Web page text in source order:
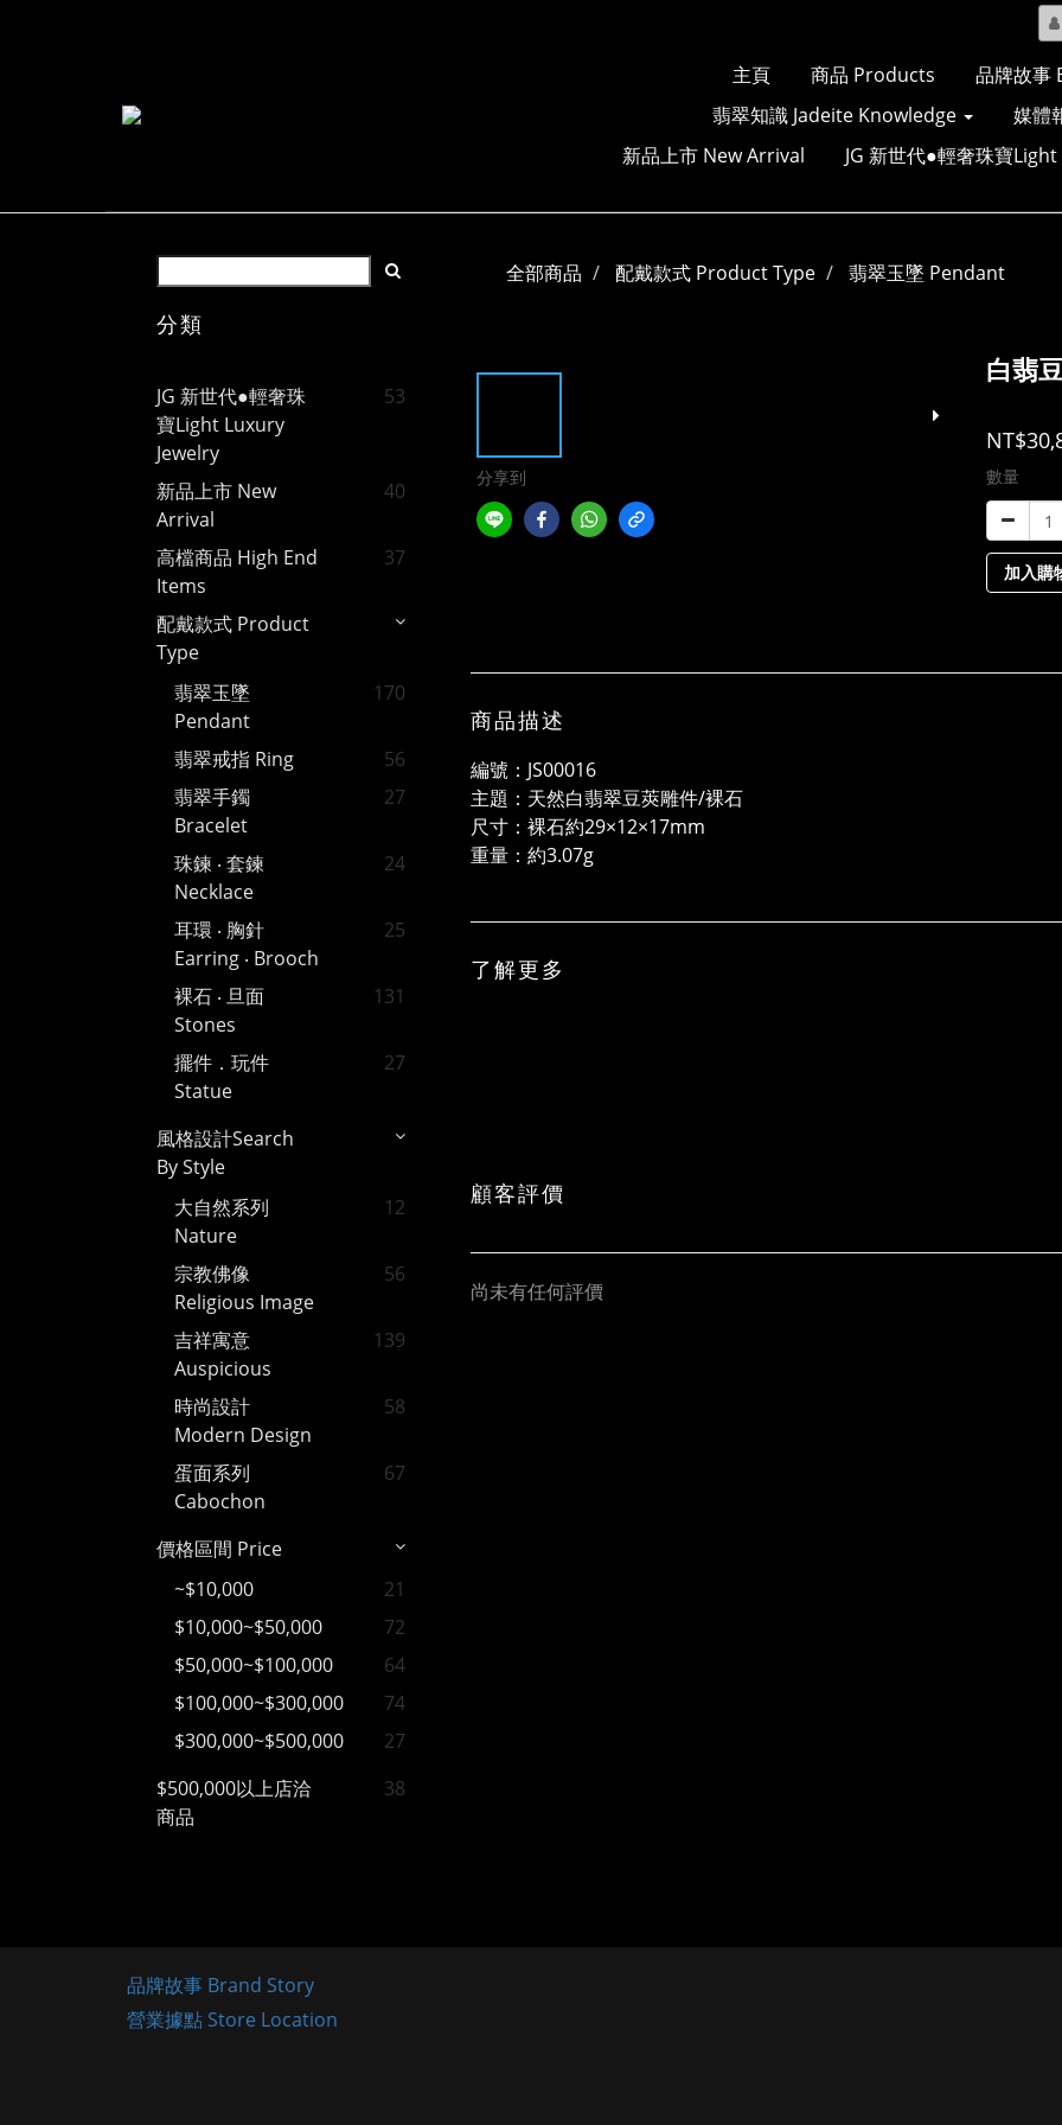
主頁 商品 Products
品牌故事
翡翠知識 Jadeite Knowledge
媒體
新品上市 New Arrival
JG 新世代●輕奢珠寶
分類
JG 新世代●輕奢珠
寶Light Luxury
Jewelry
53
新品上市 New
Arrival
40
高檔商品 High End
Items
37
配戴款式 Product
Type
翡翠玉墜
Pendant
170
翡翠戒指 Ring
56
翡翠手鐲
Bracelet
27
珠鍊 ‧ 套鍊
Necklace
24
耳環 ‧ 胸針
Earring ‧ Brooch
25
裸石 ‧ 旦面
Stones
131
擺件．玩件
Statue
27
風格設計Search
By Style
大自然系列
Nature
12
宗教佛像
Religious Image
56
吉祥寓意
Auspicious
139
時尚設計
Modern Design
58
蛋面系列
Cabochon
67
價格區間 Price
~$10,000
21
$10,000~$50,000
72
$50,000~$100,000
64
$100,000~$300,000
74
$300,000~$500,000
27
$500,000以上店洽
商品
38
全部商品 配戴款式 Product Type 翡翠玉墜 Pendant
分享到
白翡
數量
加入購
商品描述
編號：JS00016
主題：天然白翡翠豆莢雕件/裸石
尺寸：裸石約29×12×17mm
重量：約3.07g
了解更多
顧客評價
尚未有任何評價
品牌故事 Brand Story
營業據點 Store Location